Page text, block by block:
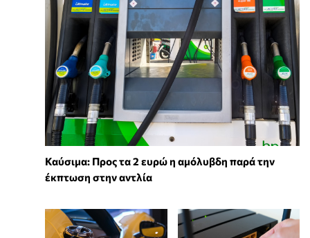
Καύσιμα: Προς τα 2 ευρώ η αμόλυβδη παρά την
έκπτωση στην αντλία